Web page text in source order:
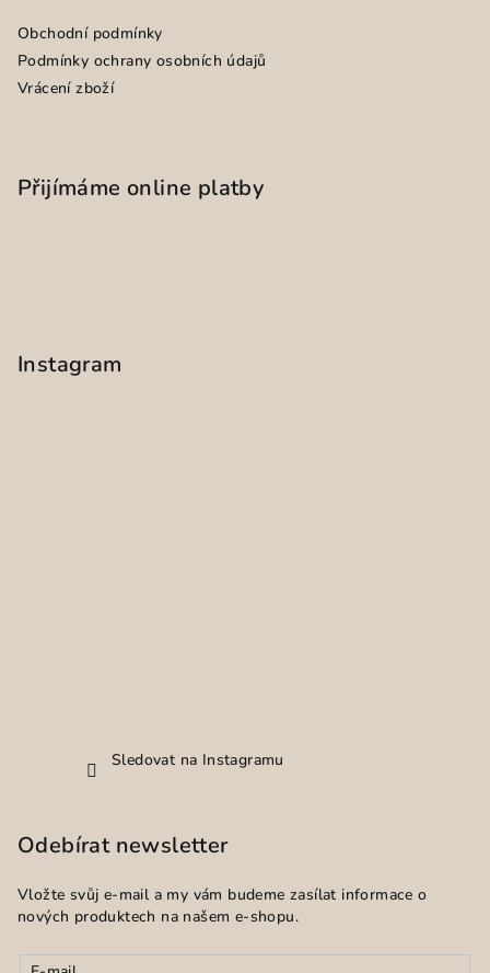
Obchodní podmínky
Podmínky ochrany osobních údajů
Vrácení zboží
Přijímáme online platby
Instagram
Sledovat na Instagramu
Odebírat newsletter
Vložte svůj e-mail a my vám budeme zasílat informace o
nových produktech na našem e-shopu.